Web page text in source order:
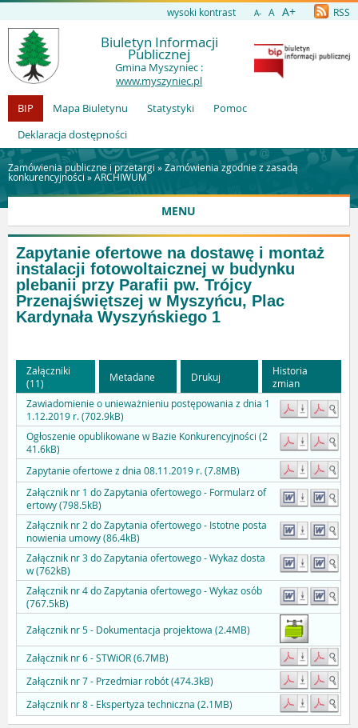
wysoki kontrast A- A A+ RSS
Biuletyn Informacji
Publicznej
Gmina Myszyniec :
www.myszyniec.pl
BIP
Mapa Biuletynu Statystyki
Pomoc
Deklaracja dostępności
Zamówienia publiczne i przetargi »Zamówienia zgodnie z zasadą
konkurencyjności »ARCHIWUM
MENU
Zapytanie ofertowe na dostawę i montaż
instalacji fotowoltaicznej w budynku
plebanii przy Parafii pw. Trójcy
Przenajświętszej w Myszyńcu, Plac
Kardynała Wyszyńskiego 1
Załączniki
(11)
Metadane Drukuj
Historia
zmian
Zawiadomienie o unieważnieniu postępowania z dnia 1
1.12.2019 r. (702.9kB)
Ogłoszenie opublikowane w Bazie Konkurencyjności (2
41.6kB)
Zapytanie ofertowe z dnia 08.11.2019 r. (7.8MB)
Załącznik nr 1 do Zapytania ofertowego - Formularz of
ertowy (798.5kB)
Załącznik nr 2 do Zapytania ofertowego - Istotne posta
nowienia umowy (86.4kB)
Załącznik nr 3 do Zapytania ofertowego - Wykaz dosta
w (762kB)
Załącznik nr 4 do Zapytania ofertowego - Wykaz osób
(767.5kB)
Załącznik nr 5 - Dokumentacja projektowa (2.4MB)
Załącznik nr 6 - STWiOR (6.7MB)
Załącznik nr 7 - Przedmiar robót (474.3kB)
Załącznik nr 8 - Ekspertyza techniczna (2.1MB)